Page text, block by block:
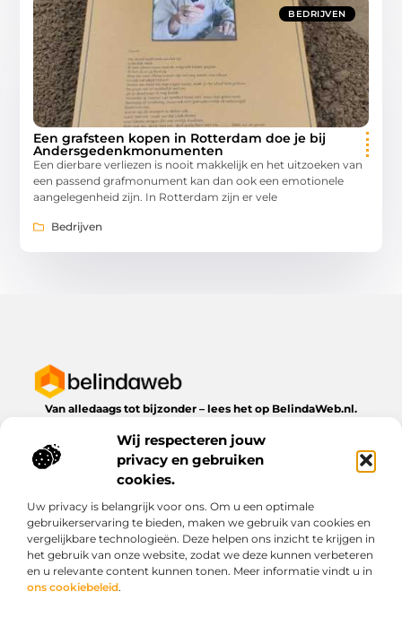
Wij respecteren jouw
privacy en gebruiken
cookies.
Uw privacy is belangrijk voor ons. Om u een optimale
gebruikerservaring te bieden, maken we gebruik van cookies en
vergelijkbare technologieën. Deze helpen ons inzicht te krijgen in
het gebruik van onze website, zodat we deze kunnen verbeteren
en u relevante content kunnen tonen. Meer informatie vindt u in
ons cookiebeleid.
BEDRIJVEN
Een grafsteen kopen in Rotterdam doe je bij
Andersgedenkmonumenten
Een dierbare verliezen is nooit makkelijk en het uitzoeken van
een passend grafmonument kan dan ook een emotionele
aangelegenheid zijn. In Rotterdam zijn er vele
Bedrijven
Van alledaags tot bijzonder – lees het op BelindaWeb.nl.
dagelijks leven te bieden heeft.
Bericht categorie
Onze informatie